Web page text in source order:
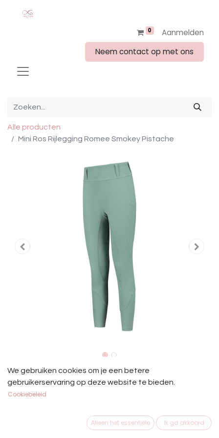
0
Aanmelden
Neem contact op met ons
Alle producten
Mini Ros Rijlegging Romee Smokey Pistache
Mini Ros Rijlegging Romee Smokey
Pistache
Dit product is niet meer beschikbaar.
We gebruiken cookies om je een betere
gebruikerservaring op deze website te bieden.
Cookiebeleid
Alleen het essentiële Ik ga akkoord